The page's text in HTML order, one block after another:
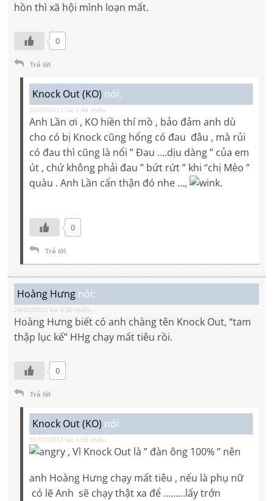
hồn thì xã hội mình loạn mất.
0
Trả lời
Knock Out (KO) nói:
30/07/2012 lúc 1:48 chiều
Anh Lần ơi , KO hiền thí mồ , bảo đảm anh dù
cho có bị Knock cũng hổng có đau đâu , mà rủi
có đau thì cũng là nổi ” Đau ….dịu dàng ” của em
út , chứ không phải đau ” bứt rứt ” khi “chị Mèo ”
quàu . Anh Lần cẩn thận đó nhe …,
.
0
Trả lời
Hoàng Hưng nói:
29/07/2012 lúc 8:32 chiều
Hoàng Hưng biết có anh chàng tên Knock Out, “tam
thập lục kế” HHg chạy mất tiêu rồi.
0
Trả lời
Knock Out (KO) nói:
30/07/2012 lúc 1:58 chiều
, Vì Knock Out là ” đàn ông 100% ” nên
anh Hoàng Hưng chạy mất tiêu , nếu là phụ nữ
có lẽ Anh sẽ chạy thật xa để ………lấy trớn